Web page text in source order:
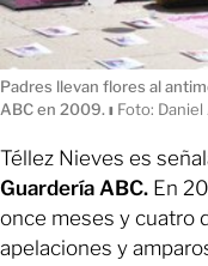
Padres llevan flores al
ABC en 2009. ı Foto:
Téllez Nieves es
Guardería ABC. En
once meses y cuatro
apelaciones y